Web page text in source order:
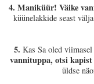
4. Maniküür! Väike
küünelakkide seast
5. Kas Sa oled
vannituppa, otsi
üldse